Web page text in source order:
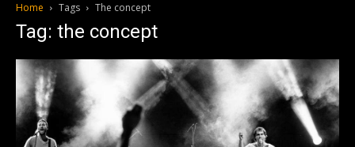
Home Tags The concept
Tag: the concept